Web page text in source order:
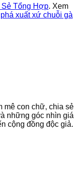
Tổng Hợp. Xem
xuất xứ chuỗi gà
mê con chữ, chia sẻ
những góc nhìn giá
cộng đồng độc giả.